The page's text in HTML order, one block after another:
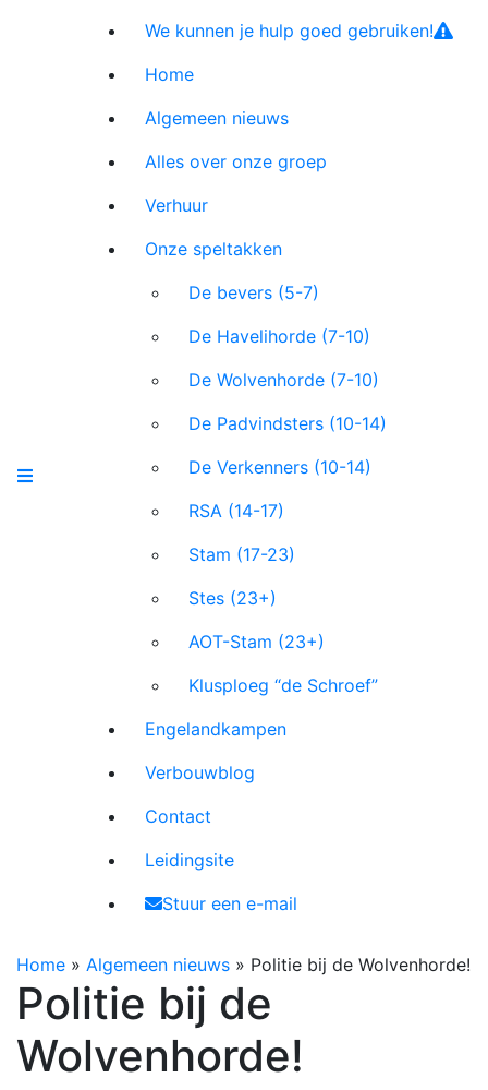
We kunnen je hulp goed gebruiken!
Home
Algemeen nieuws
Alles over onze groep
Verhuur
Onze speltakken
De bevers (5-7)
De Havelihorde (7-10)
De Wolvenhorde (7-10)
De Padvindsters (10-14)
De Verkenners (10-14)
RSA (14-17)
Stam (17-23)
Stes (23+)
AOT-Stam (23+)
Klusploeg “de Schroef”
Engelandkampen
Verbouwblog
Contact
Leidingsite
Stuur een e-mail
Home » Algemeen nieuws » Politie bij de Wolvenhorde!
Politie bij de
Wolvenhorde!